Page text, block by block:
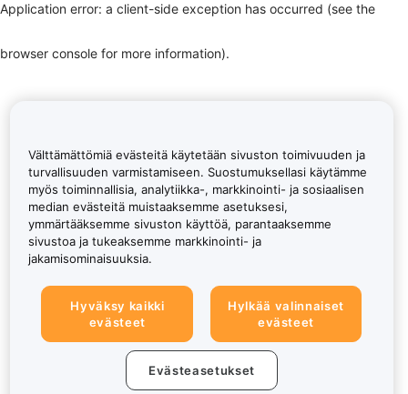
Application error: a client-side exception has occurred (see the
browser console for more information).
Välttämättömiä evästeitä käytetään sivuston toimivuuden ja
turvallisuuden varmistamiseen. Suostumuksellasi käytämme
myös toiminnallisia, analytiikka-, markkinointi- ja sosiaalisen
median evästeitä muistaaksemme asetuksesi,
ymmärtääksemme sivuston käyttöä, parantaaksemme
sivustoa ja tukeaksemme markkinointi- ja
jakamisominaisuuksia.
Hyväksy kaikki
evästeet
Hylkää valinnaiset
evästeet
Evästeasetukset